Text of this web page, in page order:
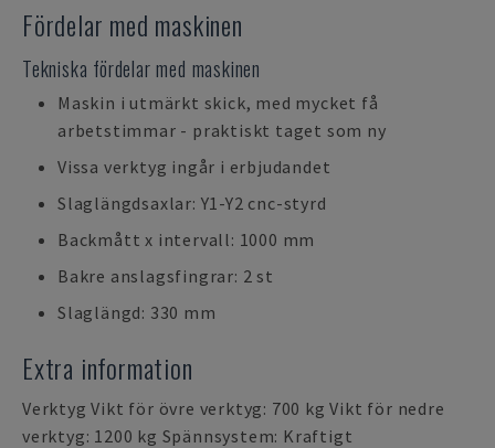
Fördelar med maskinen
Tekniska fördelar med maskinen
Maskin i utmärkt skick, med mycket få
arbetstimmar - praktiskt taget som ny
Vissa verktyg ingår i erbjudandet
Slaglängdsaxlar: Y1-Y2 cnc-styrd
Backmått x intervall: 1000 mm
Bakre anslagsfingrar: 2 st
Slaglängd: 330 mm
Extra information
Verktyg Vikt för övre verktyg: 700 kg Vikt för nedre
verktyg: 1200 kg Spännsystem: Kraftigt